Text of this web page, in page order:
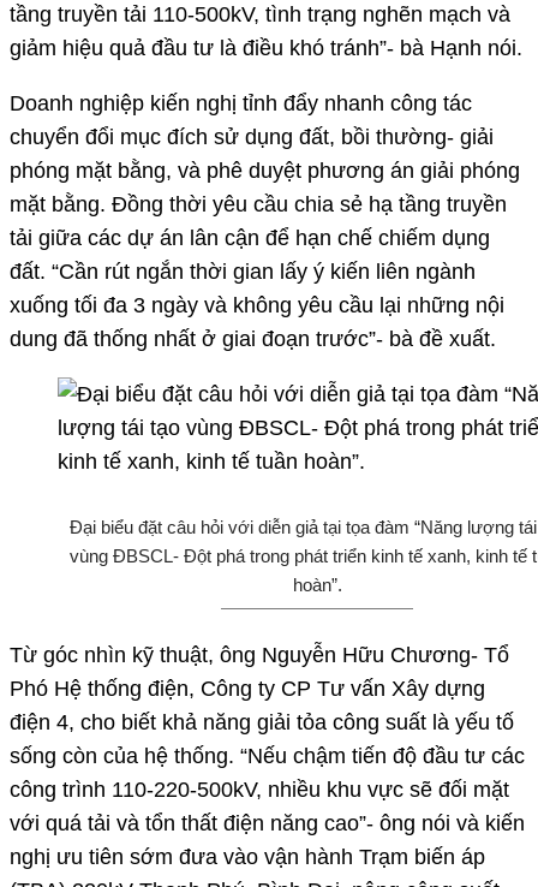
tầng truyền tải 110-500kV, tình trạng nghẽn mạch và
giảm hiệu quả đầu tư là điều khó tránh”- bà Hạnh nói.
Doanh nghiệp kiến nghị tỉnh đẩy nhanh công tác
chuyển đổi mục đích sử dụng đất, bồi thường- giải
phóng mặt bằng, và phê duyệt phương án giải phóng
mặt bằng. Đồng thời yêu cầu chia sẻ hạ tầng truyền
tải giữa các dự án lân cận để hạn chế chiếm dụng
đất. “Cần rút ngắn thời gian lấy ý kiến liên ngành
xuống tối đa 3 ngày và không yêu cầu lại những nội
dung đã thống nhất ở giai đoạn trước”- bà đề xuất.
Đại biểu đặt câu hỏi với diễn giả tại tọa đàm “Năng lượng
vùng ĐBSCL- Đột phá trong phát triển kinh tế xanh, kinh tế
hoàn”.
Từ góc nhìn kỹ thuật, ông Nguyễn Hữu Chương- Tổ
Phó Hệ thống điện, Công ty CP Tư vấn Xây dựng
điện 4, cho biết khả năng giải tỏa công suất là yếu tố
sống còn của hệ thống. “Nếu chậm tiến độ đầu tư các
công trình 110-220-500kV, nhiều khu vực sẽ đối mặt
với quá tải và tổn thất điện năng cao”- ông nói và kiến
nghị ưu tiên sớm đưa vào vận hành Trạm biến áp